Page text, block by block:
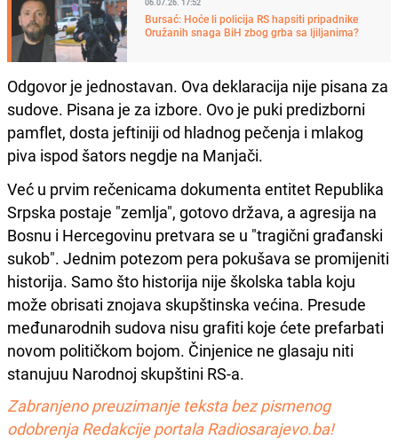
Bursać: Hoće li policija RS hapsiti pripadnike
Oružanih snaga BiH zbog grba sa ljiljanima?
Odgovor je jednostavan. Ova deklaracija nije pisana za
sudove. Pisana je za izbore. Ovo je puki predizborni
pamflet, dosta jeftiniji od hladnog pečenja i mlakog
piva ispod šators negdje na Manjači.
Već u prvim rečenicama dokumenta entitet Republika
Srpska postaje "zemlja", gotovo država, a agresija na
Bosnu i Hercegovinu pretvara se u "tragični građanski
sukob". Jednim potezom pera pokušava se promijeniti
historija. Samo što historija nije školska tabla koju
može obrisati znojava skupštinska većina. Presude
međunarodnih sudova nisu grafiti koje ćete prefarbati
novom političkom bojom. Činjenice ne glasaju niti
stanujuu Narodnoj skupštini RS-a.
Zabranjeno preuzimanje teksta bez pismenog
odobrenja Redakcije portala Radiosarajevo.ba!